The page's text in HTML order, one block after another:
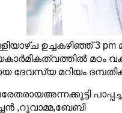
ഉച്ചകഴിഞ്ഞ് 3 pm
മഠം
ദേവസ്യ മറിയം
,റൂവാമ്മ,ബേബി